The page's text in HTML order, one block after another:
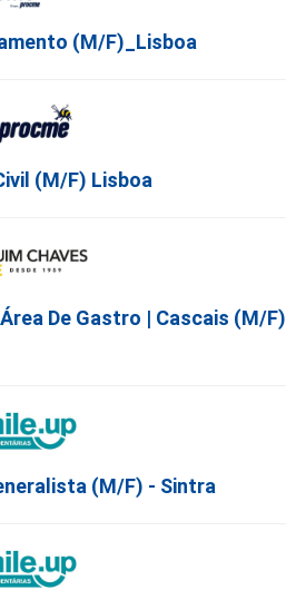
(m/f)_Lisboa
(m/f) Lisboa
De Gastro | Cascais (M/F)
(M/F) - Sintra